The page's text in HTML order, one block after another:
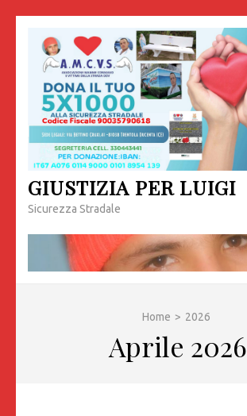
contenuto
(premi
invio)
GIUSTIZIA PER LUIGI
Sicurezza Stradale
Home > 2026
Aprile 2026